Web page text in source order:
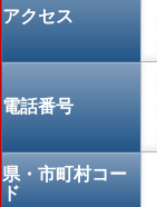
アクセス
電話番号
県・市町村コー
ド